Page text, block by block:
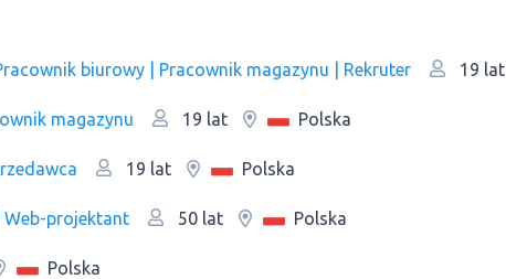
biurowy | Рracownik magazynu | Rekruter 19 lat
magazynu 19 lat Polska
19 lat Polska
projektant 50 lat Polska
Polska